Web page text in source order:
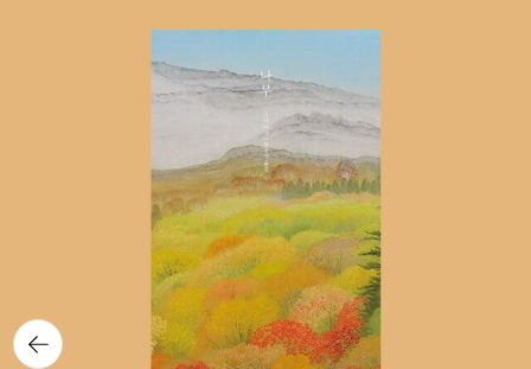
뒤로가
기